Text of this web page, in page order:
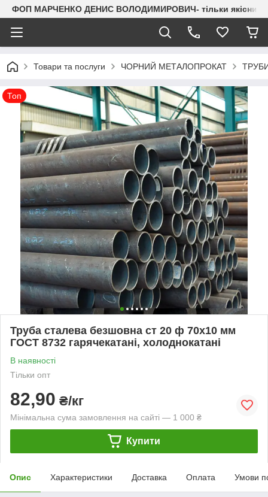
ФОП МАРЧЕНКО ДЕНИС ВОЛОДИМИРОВИЧ- тільки якісний
Товари та послуги ЧОРНИЙ МЕТАЛОПРОКАТ ТРУБИ
Топ
Труба сталева безшовна ст 20 ф 70х10 мм
ГОСТ 8732 гарячекатані, холоднокатані
В наявності
Тільки опт
82,90 ₴/кг
Мінімальна сума замовлення на сайті — 1 000 ₴
Купити
Опис Характеристики Доставка Оплата Умови